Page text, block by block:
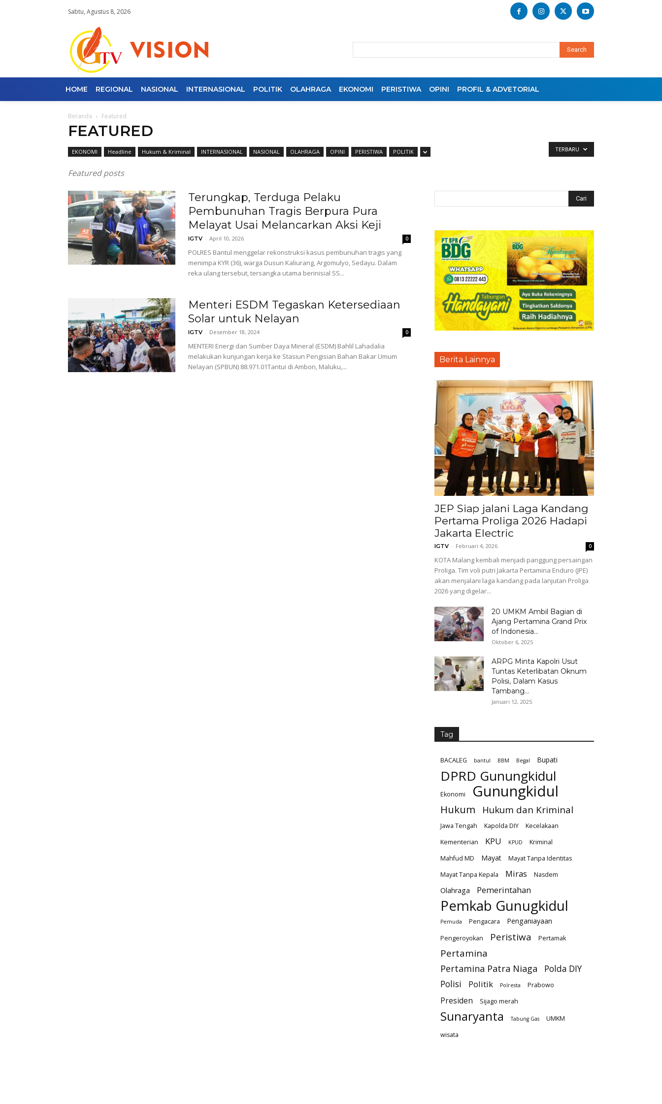
Sabtu, Agustus 8, 2026
Search
HOME REGIONAL NASIONAL INTERNASIONAL POLITIK OLAHRAGA EKONOMI PERISTIWA OPINI PROFIL & ADVETORIAL
Beranda Featured
FEATURED
EKONOMI Headline Hukum & Kriminal INTERNASIONAL NASIONAL OLAHRAGA OPINI PERISTIWA POLITIK
Featured posts
TERBARU
Terungkap, Terduga Pelaku
Pembunuhan Tragis Berpura Pura
Melayat Usai Melancarkan Aksi Keji
IGTV - April 10, 2026 0
POLRES Bantul menggelar rekonstruksi kasus pembunuhan tragis yang
menimpa KYR (36), warga Dusun Kaliurang, Argomulyo, Sedayu. Dalam
reka ulang tersebut, tersangka utama berinisial SS...
Menteri ESDM Tegaskan Ketersediaan
Solar untuk Nelayan
IGTV - Desember 18, 2024 0
MENTERI Energi dan Sumber Daya Mineral (ESDM) Bahlil Lahadalia
melakukan kunjungan kerja ke Stasiun Pengisian Bahan Bakar Umum
Nelayan (SPBUN) 88.971.01Tantui di Ambon, Maluku,...
Berita Lainnya
JEP Siap jalani Laga Kandang
Pertama Proliga 2026 Hadapi
Jakarta Electric
IGTV - Februari 4, 2026 0
KOTA Malang kembali menjadi panggung persaingan
Proliga. Tim voli putri Jakarta Pertamina Enduro (JPE)
akan menjalani laga kandang pada lanjutan Proliga
2026 yang digelar...
20 UMKM Ambil Bagian di
Ajang Pertamina Grand Prix
of Indonesia...
Oktober 6, 2025
ARPG Minta Kapolri Usut
Tuntas Keterlibatan Oknum
Polisi, Dalam Kasus
Tambang...
Januari 12, 2025
Tag
BACALEG bantul BBM Begal Bupati
DPRD Gunungkidul
Ekonomi Gunungkidul
Hukum Hukum dan Kriminal
Jawa Tengah Kapolda DIY
Kecelakaan
Kementerian
KPU KPUD
Kriminal
Mahfud MD
Mayat
Mayat Tanpa Identitas
Mayat Tanpa Kepala
Miras Nasdem
Olahraga Pemerintahan
Pemkab Gunugkidul
Pemuda Pengacara Penganiayaan
Pengeroyokan Peristiwa Pertamak
Pertamina
Pertamina Patra Niaga
Polda DIY
Polisi
Politik Polresta Prabowo
Presiden Sijago merah
Sunaryanta Tabung Gas
UMKM
wisata